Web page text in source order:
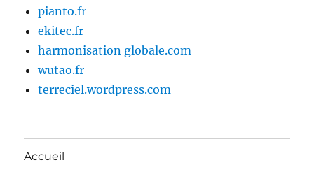
pianto.fr
ekitec.fr
harmonisation globale.com
wutao.fr
terreciel.wordpress.com
Accueil